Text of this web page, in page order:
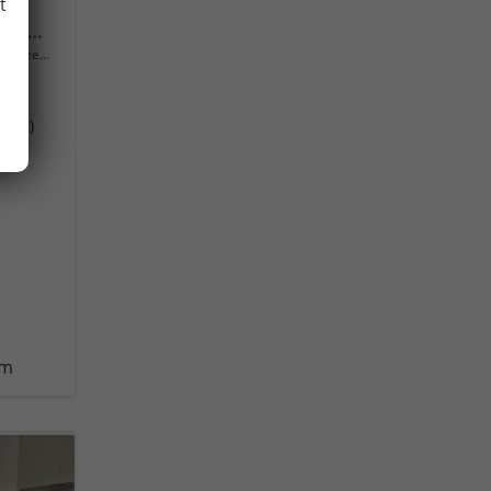
Style Mild Hybrid Rückfahrkamera Rear Assist, Schlüsselloses Öffnen Keyless Access und schlüsselloser Start, getönte Heckscheiben von der B-Säule bis zum Heck, Metallic, LED-Scheinwerfer Plus, mit Kurvenlicht, Schlechtwetterscheinwerfer vorn, 18" A
Fahrzeug mit Tageszulassung